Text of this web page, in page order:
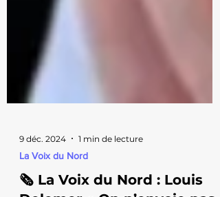
La Voix du Nord